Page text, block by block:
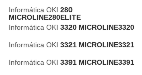
Informática OKI 280
MICROLINE280ELITE
Informática OKI 3320 MICROLINE3320
Informática OKI 3321 MICROLINE3321
Informática OKI 3391 MICROLINE3391